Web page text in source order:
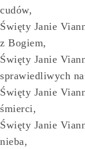
cudów,
Święty Janie
z Bogiem,
Święty Janie
sprawiedliwych
Święty Janie
śmierci,
Święty Janie
nieba,